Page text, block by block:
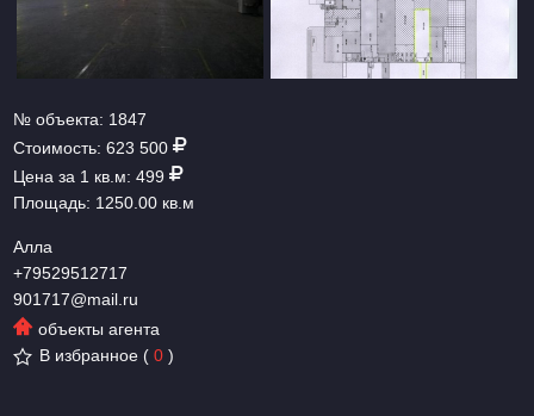
№ объекта: 1847
Стоимость:623 500
Цена за 1 кв.м:499
Площадь: 1250.00 кв.м
Алла
+79529512717
901717@mail.ru
объекты агента
В избранное (0)